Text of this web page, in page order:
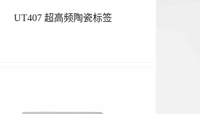
UT407 超高频陶瓷标签